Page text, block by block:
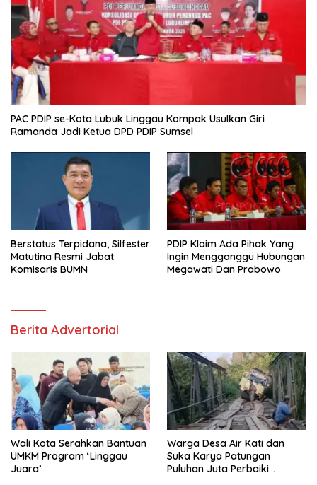
PAC PDIP se-Kota Lubuk Linggau Kompak Usulkan Giri
Ramanda Jadi Ketua DPD PDIP Sumsel
Berstatus Terpidana, Silfester
Matutina Resmi Jabat
Komisaris BUMN
PDIP Klaim Ada Pihak Yang
Ingin Mengganggu Hubungan
Megawati Dan Prabowo
Berita Advertorial
Wali Kota Serahkan Bantuan
UMKM Program ‘Linggau
Juara’
Warga Desa Air Kati dan
Suka Karya Patungan
Puluhan Juta Perbaiki